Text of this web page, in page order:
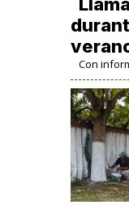
Con